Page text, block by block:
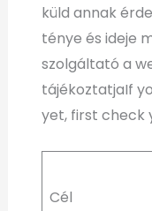
küld annak
ténye és ideje
szolgáltató a
tájékoztatjaIf
yet, first check
Cél